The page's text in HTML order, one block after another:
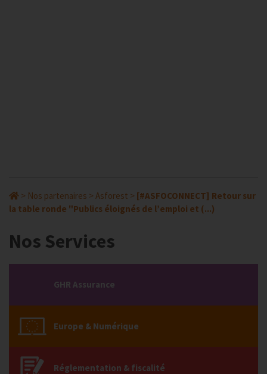
> Nos partenaires > Asforest > [#ASFOCONNECT] Retour sur
la table ronde "Publics éloignés de l’emploi et (...)
Nos Services
GHR Assurance
Europe & Numérique
Réglementation & fiscalité